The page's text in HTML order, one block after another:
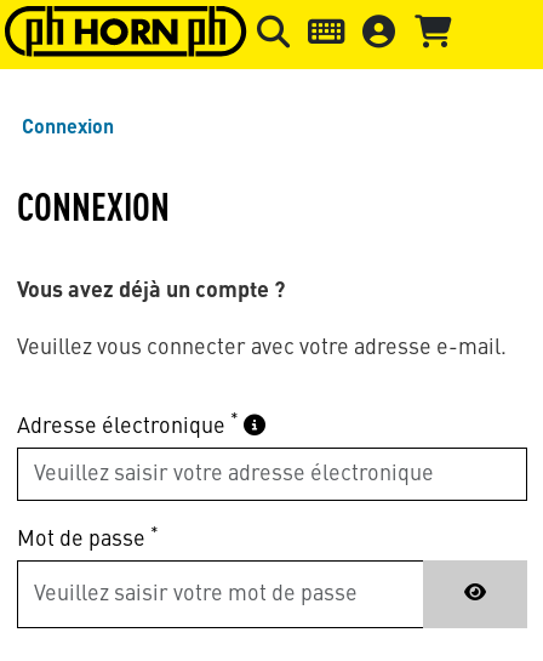
Skip to main content Passer à l'en-tête de la page
Connexion
CONNEXION
Vous avez déjà un compte ?
Veuillez vous connecter avec votre adresse e-mail.
Adresse électronique *
Mot de passe *